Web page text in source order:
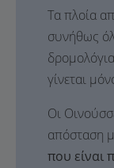
Τα πλοία
συνήθως
γίνεται
Οι
απόσταση
που είναι